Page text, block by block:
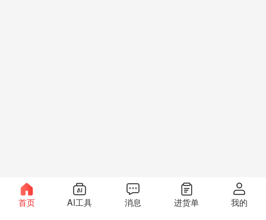
首页 AI工具 消息 进货单 我的